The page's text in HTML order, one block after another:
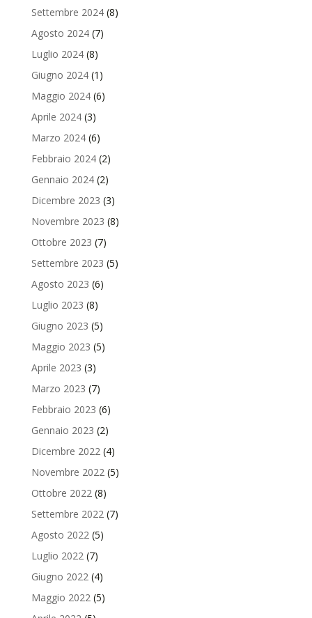
Settembre 2024(8)
Agosto 2024(7)
Luglio 2024(8)
Giugno 2024(1)
Maggio 2024(6)
Aprile 2024(3)
Marzo 2024(6)
Febbraio 2024(2)
Gennaio 2024(2)
Dicembre 2023 (3)
Novembre 2023 (8)
Ottobre 2023 (7)
Settembre 2023 (5)
Agosto 2023 (6)
Luglio 2023 (8)
Giugno 2023 (5)
Maggio 2023 (5)
Aprile 2023 (3)
Marzo 2023 (7)
Febbraio 2023 (6)
Gennaio 2023 (2)
Dicembre 2022(4)
Novembre 2022(5)
Ottobre 2022(8)
Settembre 2022(7)
Agosto 2022(5)
Luglio 2022(7)
Giugno 2022(4)
Maggio 2022(5)